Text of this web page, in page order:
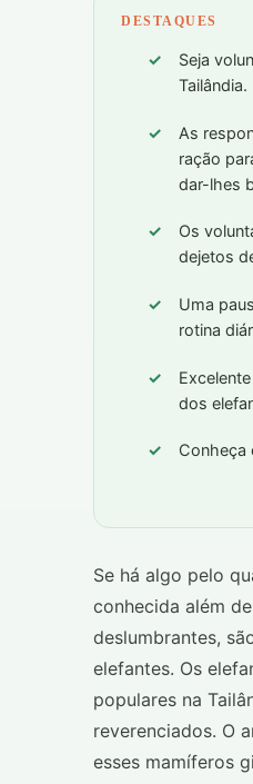
DESTAQUES
Seja
Tailândia.
As
ração
dar-lhes
Os
dejetos
Uma
rotina
dos
Conheça
Se há algo pelo
conhecida além
deslumbrantes,
elefantes. Os
populares na
reverenciados. O
esses mamíferos